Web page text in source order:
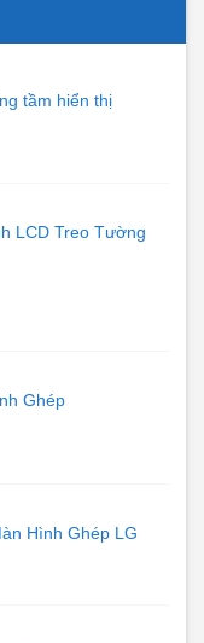
tầm hiển thị
LCD Treo Tường
Ghép
Hình Ghép LG